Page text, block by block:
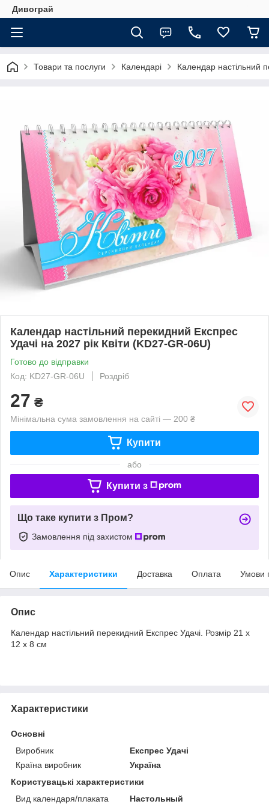
Дивограй
Товари та послуги Календарі Календар настільний
Календар настільний перекидний Експрес
Удачі на 2027 рік Квіти (KD27-GR-06U)
Готово до відправки
Код: KD27-GR-06U
Роздріб
27 ₴
Мінімальна сума замовлення на сайті — 200 ₴
Купити
або
Купити з
Що таке купити з Пром?
Замовлення під захистом
Опис Характеристики Доставка Оплата Умови
Опис
Календар настільний перекидний Експрес Удачі. Розмір 21 х
12 х 8 см
Характеристики
Основні
Виробник
Експрес Удачі
Країна виробник
Україна
Користувацькі характеристики
Вид календаря/плаката
Настольный